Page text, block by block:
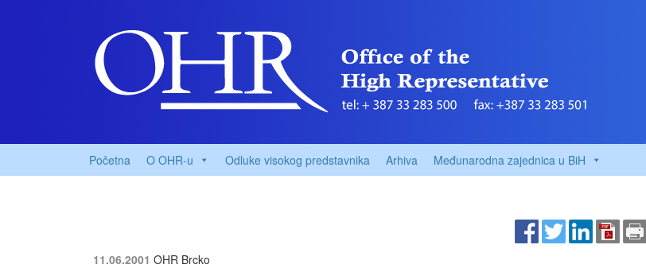
Početna O OHR-u Odluke visokog predstavnika Arhiva Međunarodna zajednica u BiH
11.06.2001 OHR Brcko